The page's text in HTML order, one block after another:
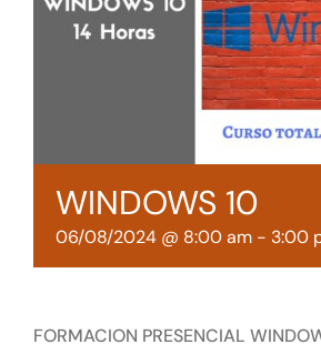
Tienda online
WINDOWS 10
06/08/2024 @ 8:00 am - 3:00
FORMACION PRESENCIAL